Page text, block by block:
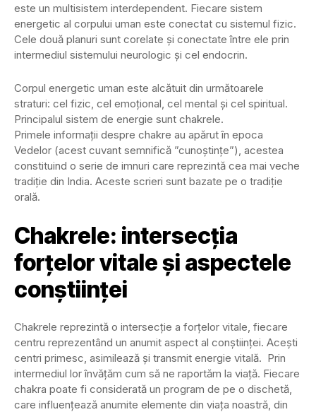
este un multisistem interdependent. Fiecare sistem
energetic al corpului uman este conectat cu sistemul fizic.
Cele două planuri sunt corelate și conectate între ele prin
intermediul sistemului neurologic și cel endocrin.
Corpul energetic uman este alcătuit din următoarele
straturi: cel fizic, cel emoțional, cel mental și cel spiritual.
Principalul sistem de energie sunt chakrele.
Primele informații despre chakre au apărut în epoca
Vedelor (acest cuvant semnifică ”cunoștințe”), acestea
constituind o serie de imnuri care reprezintă cea mai veche
tradiție din India. Aceste scrieri sunt bazate pe o tradiție
orală.
Chakrele: intersecția
forțelor vitale și aspectele
conștiinței
Chakrele reprezintă o intersecție a forțelor vitale, fiecare
centru reprezentând un anumit aspect al conștiinței. Acești
centri primesc, asimilează și transmit energie vitală. Prin
intermediul lor învățăm cum să ne raportăm la viață. Fiecare
chakra poate fi considerată un program de pe o dischetă,
care influențează anumite elemente din viața noastră, din